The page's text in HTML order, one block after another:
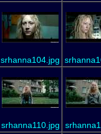
srhanna104.jpg
srhanna110.jpg